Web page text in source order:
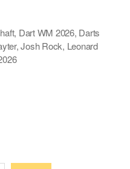
, Dart WM 2026, Darts
,Josh Rock, Leonard